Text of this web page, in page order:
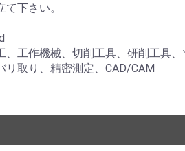
て下さい。
、工作機械、切削工具、研削工具、
リ取り、精密測定、CAD/CAM